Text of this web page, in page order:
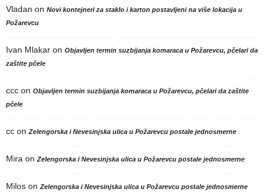
Vladan on Novi kontejneri za staklo i karton postavljeni na više lokacija u
Požarevcu
Ivan Mlakar on Objavljen termin suzbijanja komaraca u Požarevcu, pčelari da
zaštite pčele
ccc on Objavljen termin suzbijanja komaraca u Požarevcu, pčelari da zaštite
pčele
cc onZelengorska i Nevesinjska ulica u Požarevcu postale jednosmerne
Mira onZelengorska i Nevesinjska ulica u Požarevcu postale jednosmerne
Milos onZelengorska i Nevesinjska ulica u Požarevcu postale jednosmerne